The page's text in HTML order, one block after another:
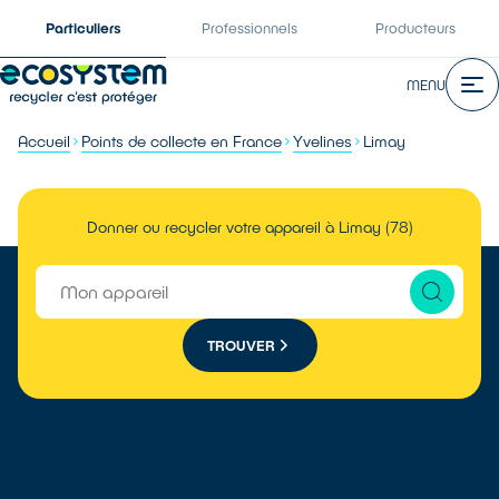
Particuliers Professionnels Producteurs
MENU
Accueil Points de collecte en France Yvelines Limay
Donner ou recycler votre appareil à Limay (78)
TROUVER